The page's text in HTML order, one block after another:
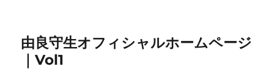
由良守生オフィシャルホームページ
｜Vol1